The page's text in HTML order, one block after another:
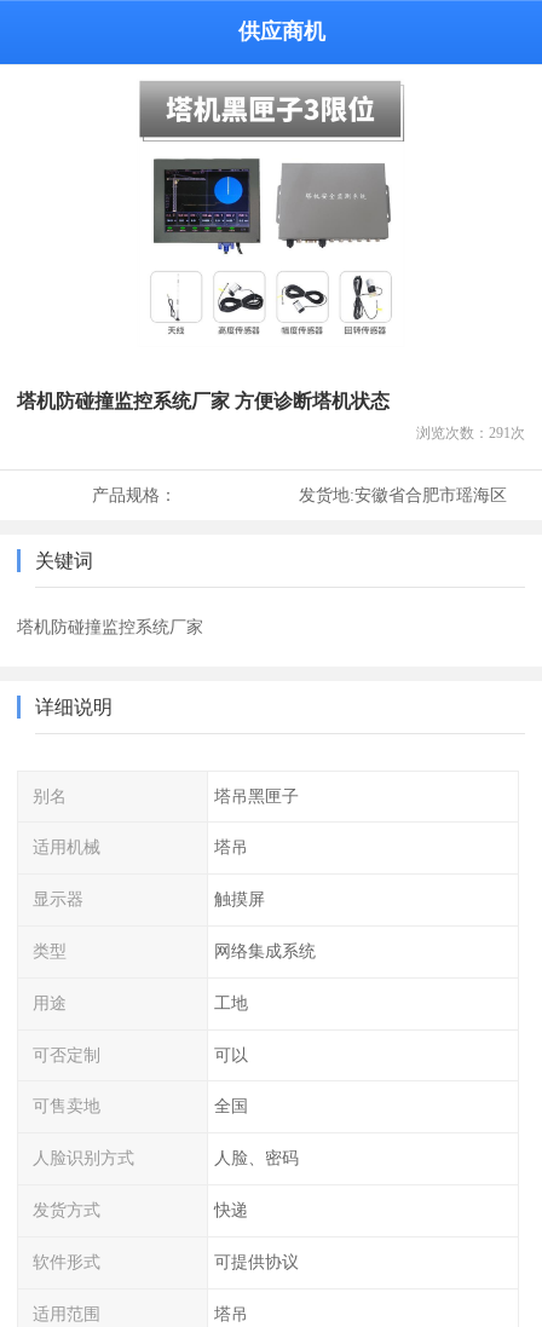
供应商机
塔机防碰撞监控系统厂家 方便诊断塔机状态
浏览次数： 291 次
产品规格： 发货地:安徽省合肥市瑶海区
关键词
塔机防碰撞监控系统厂家
详细说明
别名 塔吊黑匣子
适用机械 塔吊
显示器 触摸屏
类型 网络集成系统
用途 工地
可否定制 可以
可售卖地 全国
人脸识别方式 人脸、密码
发货方式 快递
软件形式 可提供协议
适用范围 塔吊